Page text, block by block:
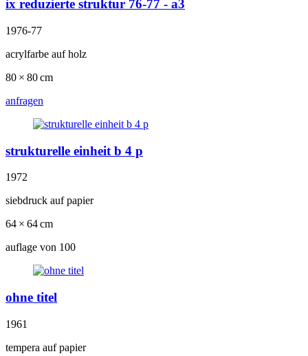
ix reduzierte struktur 76-77 - a3
1976-77
acrylfarbe auf holz
80 × 80 cm
anfragen
strukturelle einheit b 4 p
1972
siebdruck auf papier
64 × 64 cm
auflage von 100
ohne titel
1961
tempera auf papier